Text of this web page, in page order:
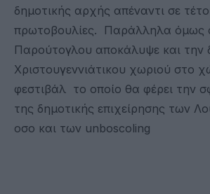
δημοτικής αρχής απέναντι σε
πρωτοβουλίες. Παράλληλα όμως
Παρούτογλου αποκάλυψε και την
Χριστουγεννιάτικου χωριού στο
φεστιβάλ το οποίο θα φέρει την
της δημοτικής επιχείρησης των
οσο και των unboscoling